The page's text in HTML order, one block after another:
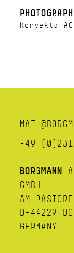
Konvekta AG
+49
BORGMANN
GMBH
AM
D-44229
GERMANY